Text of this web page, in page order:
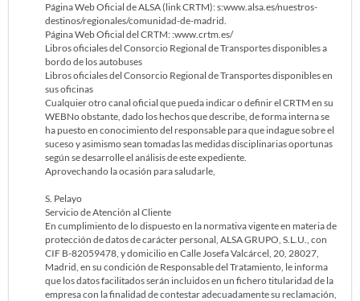
Página Web Oficial de ALSA (link CRTM): s:www.alsa.es/nuestros-
destinos/regionales/comunidad-de-madrid.
Página Web Oficial del CRTM: :www.crtm.es/
Libros oficiales del Consorcio Regional de Transportes disponibles a
bordo de los autobuses
Libros oficiales del Consorcio Regional de Transportes disponibles en
sus oficinas
Cualquier otro canal oficial que pueda indicar o definir el CRTM en su
WEBNo obstante, dado los hechos que describe, de forma interna se
ha puesto en conocimiento del responsable para que indague sobre el
suceso y asimismo sean tomadas las medidas disciplinarias oportunas
según se desarrolle el análisis de este expediente.
Aprovechando la ocasión para saludarle,
S. Pelayo
Servicio de Atención al Cliente
En cumplimiento de lo dispuesto en la normativa vigente en materia de
protección de datos de carácter personal, ALSA GRUPO, S.L.U., con
CIF B-82059478, y domicilio en Calle Josefa Valcárcel, 20, 28027,
Madrid, en su condición de Responsable del Tratamiento, le informa
que los datos facilitados serán incluidos en un fichero titularidad de la
empresa con la finalidad de contestar adecuadamente su reclamación,